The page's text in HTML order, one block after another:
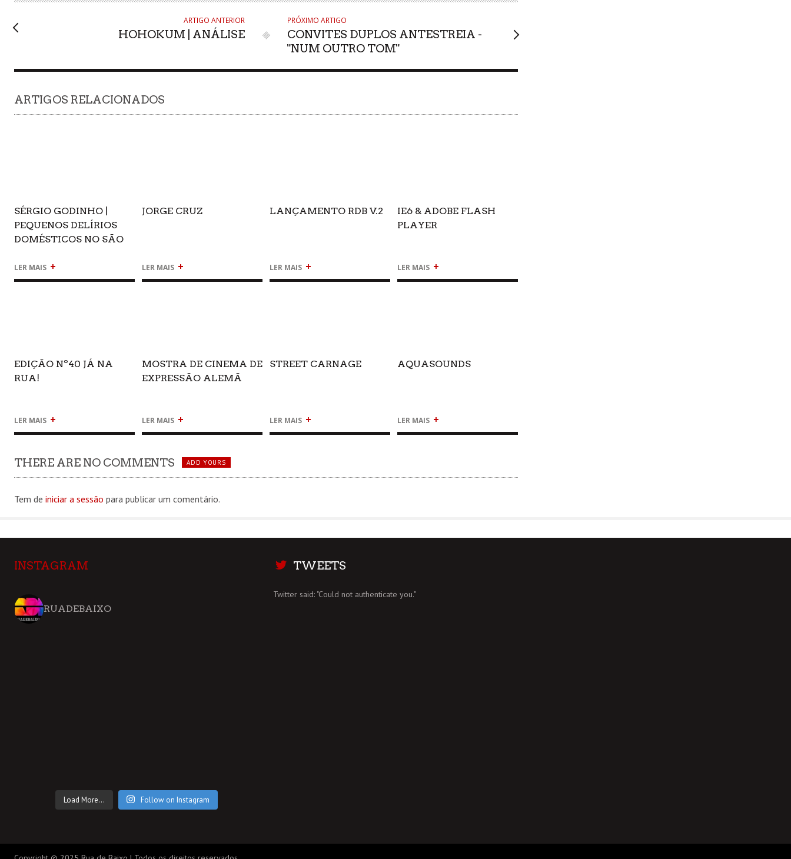
ARTIGO ANTERIOR
HOHOKUM | ANÁLISE
PRÓXIMO ARTIGO
CONVITES DUPLOS ANTESTREIA -
"NUM OUTRO TOM"
ARTIGOS RELACIONADOS
SÉRGIO GODINHO |
PEQUENOS DELÍRIOS
DOMÉSTICOS NO SÃO
LER MAIS +
JORGE CRUZ
LER MAIS +
LANÇAMENTO RDB V.2
LER MAIS +
IE6 & ADOBE FLASH
PLAYER
LER MAIS +
EDIÇÃO Nº40 JÁ NA
RUA!
LER MAIS +
MOSTRA DE CINEMA DE
EXPRESSÃO ALEMÃ
LER MAIS +
STREET CARNAGE
LER MAIS +
AQUASOUNDS
LER MAIS +
THERE ARE NO COMMENTS ADD YOURS
Tem de iniciar a sessão para publicar um comentário.
INSTAGRAM
RUADEBAIXO
Load More... Follow on Instagram
TWEETS
Twitter said: "Could not authenticate you."